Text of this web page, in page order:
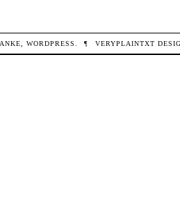
WORDPRESS ¶ VERYPLAINTXT